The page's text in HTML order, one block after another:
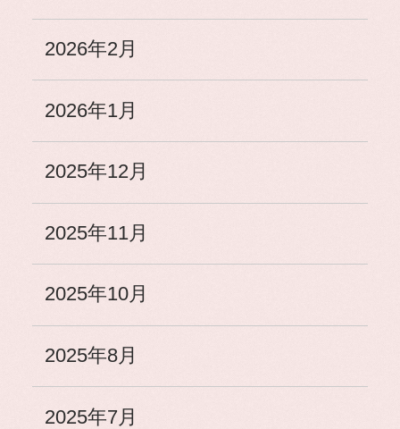
2026年2月
2026年1月
2025年12月
2025年11月
2025年10月
2025年8月
2025年7月